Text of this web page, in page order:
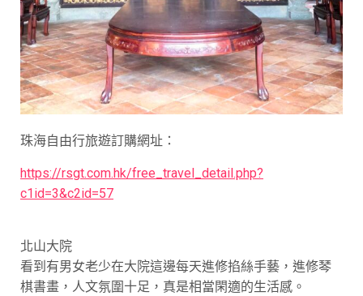
珠海自由行旅遊訂購網址：
https://rsgt.com.hk/free_travel_detail.php?
c1id=3&c2id=57
北山大院
看到有男女老少在大院這邊每天進修掐絲手藝，進修琴
棋書畫，人文氛圍十足，真是相當閑適的生活感。